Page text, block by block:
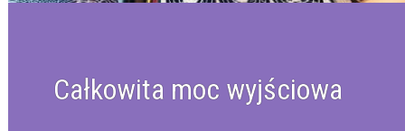
Całkowita moc wyjściowa